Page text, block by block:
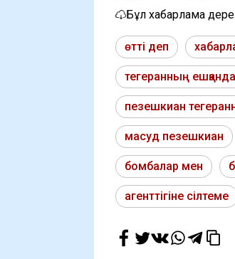
Бұл хабарлама
өтті деп
тегеранның
пезешкиан
масуд пезешкиан
бомбалар мен
агенттігіне сілтеме